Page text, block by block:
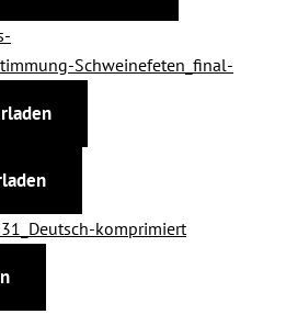
Schweinefeten_final-
komprimiert